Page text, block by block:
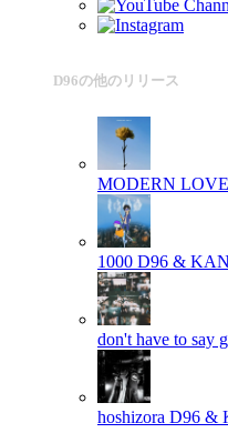
D96の他のリリース
MODERN LOVE
1000 D96 &
don't have to say
hoshizora D96 &